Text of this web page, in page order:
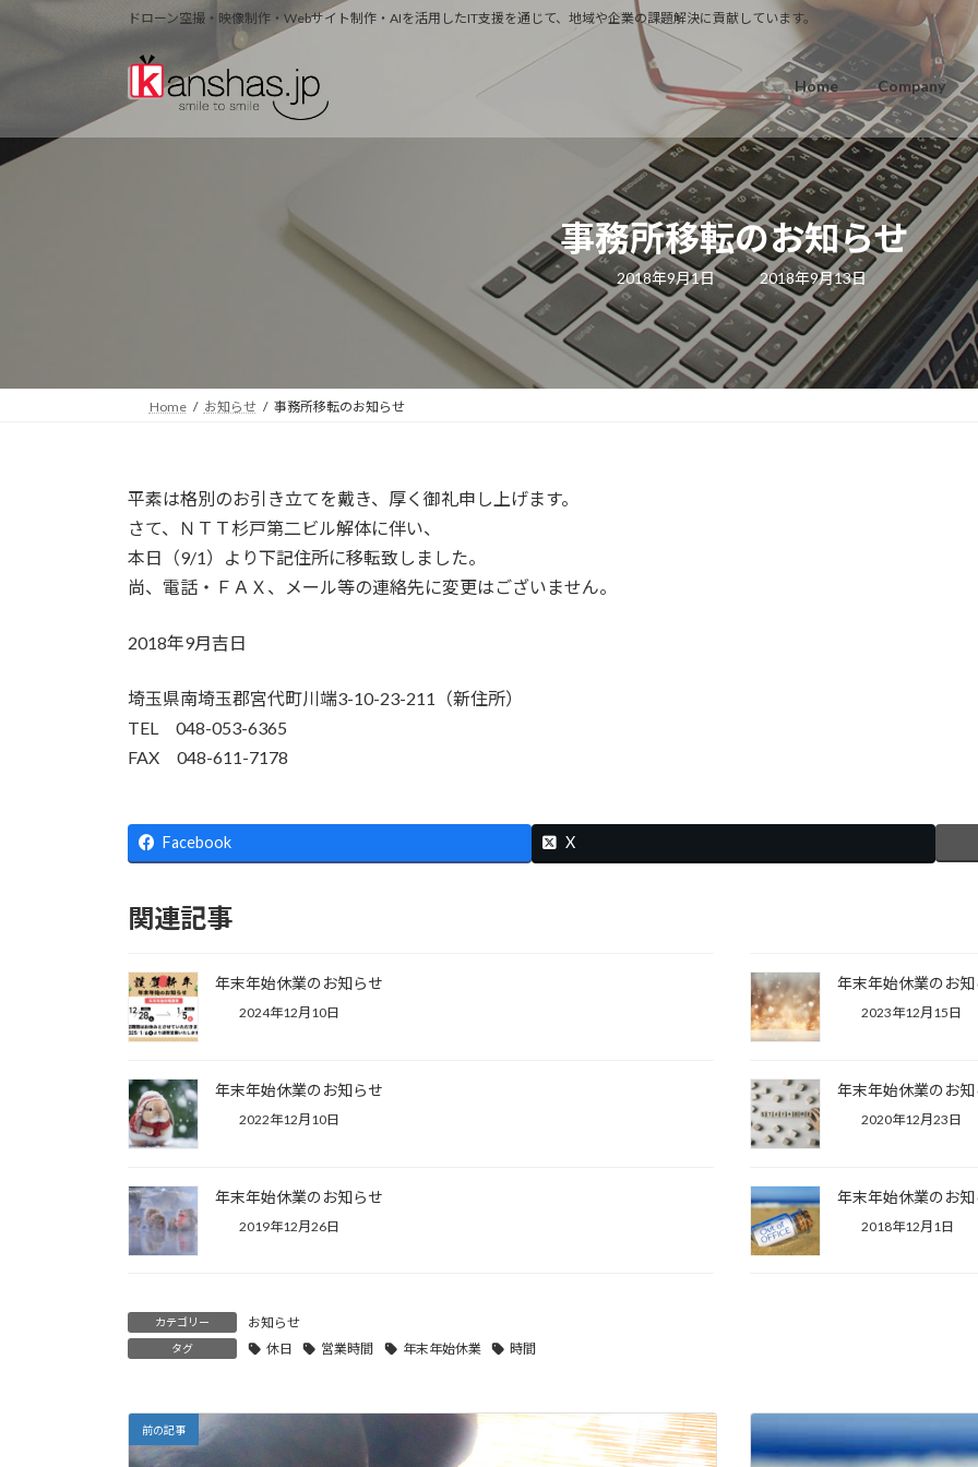
へ
ス
ョ
ン
ドローン空撮・映像制作・Webサイト制作・AIを活用したIT支援を通じて、地域や企業の課題解決に貢献しています。
Home Company
事務所移転のお知らせ
2018年9月1日
最
終
更
新
日
時
:
2018年9月13日
Home お知らせ 事務所移転のお知らせ
平素は格別のお引き立てを戴き、厚く御礼申し上げます。
さて、ＮＴＴ杉戸第二ビル解体に伴い、
本日（9/1）より下記住所に移転致しました。
尚、電話・ＦＡＸ、メール等の連絡先に変更はございません。
2018年9月吉日
埼玉県南埼玉郡宮代町川端3-10-23-211（新住所）
TEL 048-053-6365
FAX 048-611-7178
Facebook X
関連記事
年末年始休業のお知らせ
2024年12月10日
年末年始休業のお
2023年12月15日
年末年始休業のお知らせ
2022年12月10日
年末年始休業のお
2020年12月23日
年末年始休業のお知らせ
2019年12月26日
年末年始休業のお
2018年12月1日
カテゴリー お知らせ
タグ 休日 営業時間 年末年始休業 時間
前の記事